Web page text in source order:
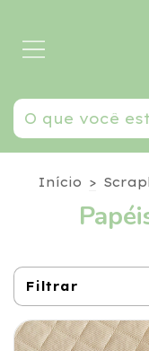
Início >
Filtrar